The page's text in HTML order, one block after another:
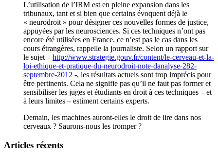
L’utilisation de l’IRM est en pleine expansion dans les
tribunaux, tant et si bien que certains évoquent déjà le
« neurodroit » pour désigner ces nouvelles formes de justice,
appuyées par les neurosciences. Si ces techniques n’ont pas
encore été utilisées en France, ce n’est pas le cas dans les
cours étrangères, rappelle la journaliste. Selon un rapport sur
le sujet – http://www.strategie.gouv.fr/content/le-cerveau-et-la-
loi-ethique-et-pratique-du-neurodroit-note-danalyse-282-
septembre-2012 -, les résultats actuels sont trop imprécis pour
être pertinents. Cela ne signifie pas qu’il ne faut pas former et
sensibiliser les juges et étudiants en droit à ces techniques – et
à leurs limites – estiment certains experts.
Demain, les machines auront-elles le droit de lire dans nos
cerveaux ? Saurons-nous les tromper ?
Articles récents